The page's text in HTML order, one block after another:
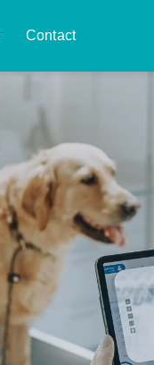
Contact